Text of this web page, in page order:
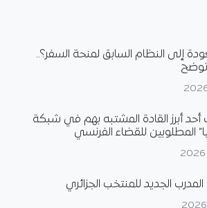
إلى النظام السابق لمنحة السفر؟..
توضح
أحد أبرز القادة المشتبه بهم في شبكة
المطلوبين للقضاء الفرنسي
الجديد للمنتخب الجزائري